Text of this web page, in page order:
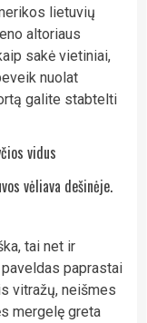
lietuvių
altoriaus
sakė vietiniai,
nuolat
galite stabtelti
vėliava dešinėje.
tai net ir
paprastai
vitražų, neišmes
mergelę greta